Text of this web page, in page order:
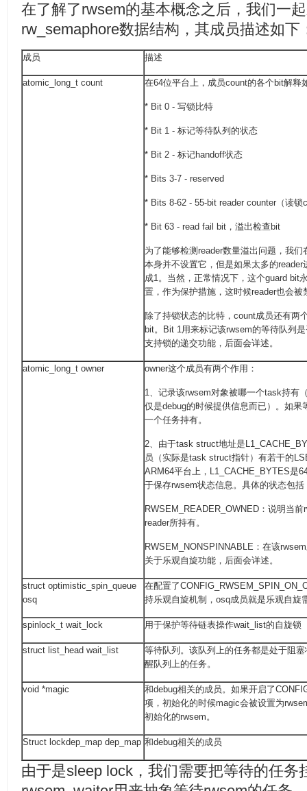
在了解了rwsem的基本概念之后，我们一
rw_semaphore数据结构，其成员描述如下
成员 描述
atomic_long_t count 在64位平台上，成员count的各个bit解释
* Bit 0 - 写锁比特
* Bit 1 - 标记等待队列的状态
* Bit 2 - 标记handoff状态
* Bits 3-7 - reserved
* Bits 8-62 - 55-bit reader counter（读锁
* Bit 63 - read fail bit，溢出检查bit
为了能够检测reader数量溢出问题，我
本身并不设置它，但是如果太多的
成1。当然，正常情况下，这个guard bit
置，作为保护措施，这时候reader也会被
除了持锁状态的比特，count成员还有两
bit。Bit 1用来标记该rwsem的等待队列
支持锁的递交功能，后面会详述。
atomic_long_t owner owner这个成员有两个作用：
1、记录该rwsem对象被哪一个task持有
仅是debug的时候提供信息而已）。如果
一个任务持有。
2、由于task struct地址是
员（实际是task struct指针）有若干的
ARM64平台上，L1_CACHE_BYTES是
于保存rwsem状态信息。具体的状态包括
RWSEM_READER_OWNED：说明当
reader所持有。
RWSEM_NONSPINNABLE：在该
关于乐观自旋功能，后面会详述。
struct optimistic_spin_queue
osq
在配置了
持乐观自旋机制，osq成员就是乐观自旋
spinlock_t wait_lock 用于保护等待链表操作wait_list的自旋锁
struct list_head wait_list
等待队列。该队列上的任务都是处于阻
醒队列上的任务。
void *magic
和debug相关的成员。如果开启了
项，初始化的时候magic会被设置为
初始化的rwsem。
Struct lockdep_map dep_map 和debug相关的成员
由于是sleep lock，我们需要把等待的任务